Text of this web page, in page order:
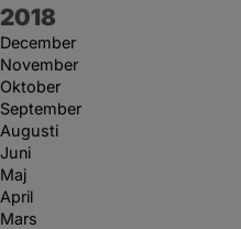
År:
2018
December
November
Oktober
September
Augusti
Juni
Maj
April
Mars